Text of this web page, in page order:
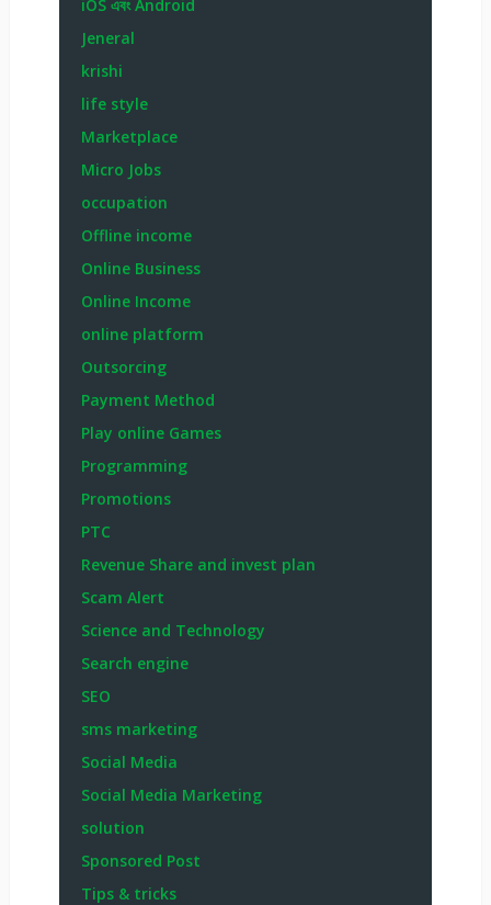
iOS এবং Android
Jeneral
krishi
life style
Marketplace
Micro Jobs
occupation
Offline income
Online Business
Online Income
online platform
Outsorcing
Payment Method
Play online Games
Programming
Promotions
PTC
Revenue Share and invest plan
Scam Alert
Science and Technology
Search engine
SEO
sms marketing
Social Media
Social Media Marketing
solution
Sponsored Post
Tips & tricks